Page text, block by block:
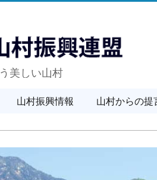
美しい山村
山村振興情報 山村からの提